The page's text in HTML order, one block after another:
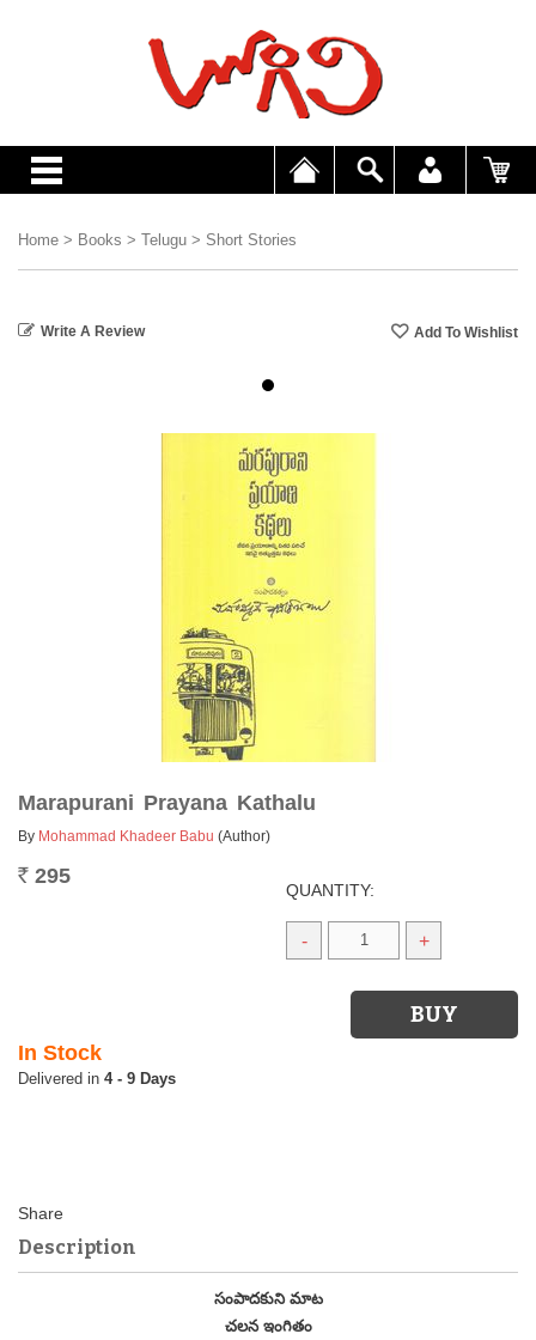
Home > Books > Telugu > Short Stories
Write A Review
Marapurani Prayana Kathalu
By Mohammad Khadeer Babu (Author)
Rs. 295
QUANTITY:
- +
In Stock
4 - 9 Days
Description
సంపాదకుని మాట
చలన ఇంగితం